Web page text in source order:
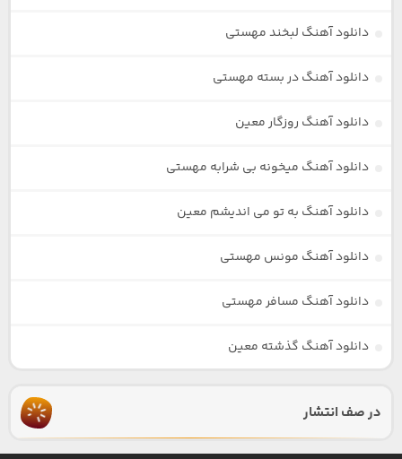
دانلود آهنگ لبخند مهستی
دانلود آهنگ در بسته مهستی
دانلود آهنگ روزگار معین
دانلود آهنگ میخونه بی شرابه مهستی
دانلود آهنگ به تو می اندیشم معین
دانلود آهنگ مونس مهستی
دانلود آهنگ مسافر مهستی
دانلود آهنگ گذشته معین
در صف انتشار